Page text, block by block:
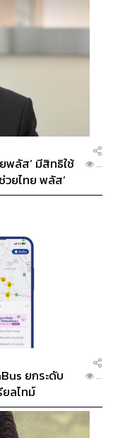
ยพลัส’ มีสิทธิใช้
วยไทย พลัส’
...
ยกระดับ
ลไทม์
...